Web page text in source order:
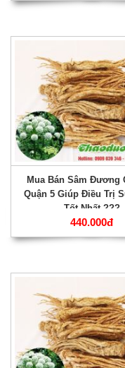
Mua Bán Sâm Đương
Quận 5 Giúp Điều Trị
Tốt Nhất ???
440.000đ